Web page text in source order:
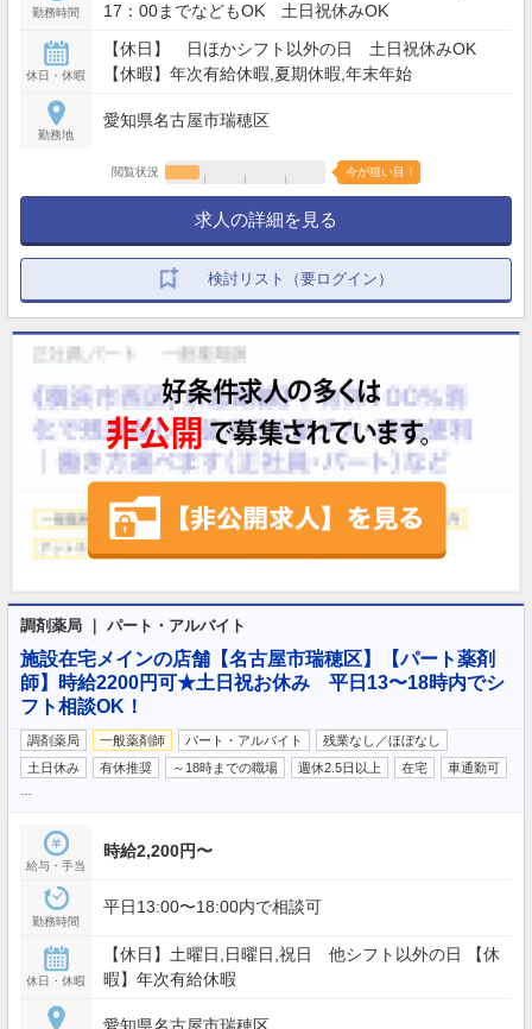
勤務時間
17：00までなどもOK 土日祝休みOK
休日・休暇
【休日】 日ほかシフト以外の日 土日祝休みOK
【休暇】年次有給休暇,夏期休暇,年末年始
勤務地
愛知県名古屋市瑞穂区
閲覧状況 今が狙い目！
求人の詳細を見る
検討リスト（要ログイン）
調剤薬局 ｜ パート・アルバイト
施設在宅メインの店舗【名古屋市瑞穂区】【パート薬剤
師】時給2200円可★土日祝お休み 平日13〜18時内でシ
フト相談OK！
調剤薬局 一般薬剤師 パート・アルバイト
残業なし／ほぼなし
土日休み
有休推奨 ～18時までの職場 週休2.5日以上 在宅 車通勤可
給与・手当
時給2,200円〜
勤務時間
平日13:00〜18:00内で相談可
休日・休暇
【休日】土曜日,日曜日,祝日 他シフト以外の日 【休
暇】年次有給休暇
愛知県名古屋市瑞穂区